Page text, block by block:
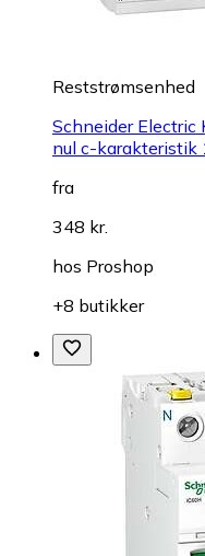
Reststrømsenhed
Schneider Electric
nul c-karakteristik
fra
348 kr.
hos Proshop
+8 butikker